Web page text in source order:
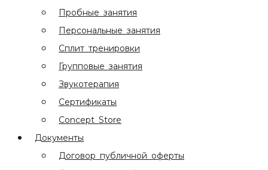
Пробные занятия
Персональные занятия
Сплит тренировки
Групповые занятия
Звукотерапия
Сертификаты
Concept Store
Документы
Договор публичной оферты